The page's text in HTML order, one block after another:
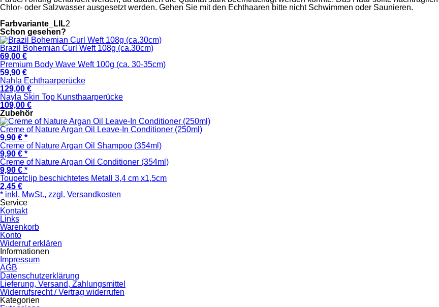
Chlor- oder Salzwasser ausgesetzt werden. Gehen Sie mit den Echthaaren bitte nicht Schwimmen oder Saunieren.
Farbvariante_LIL2
Schon gesehen?
Brazil Bohemian Curl Weft 108g (ca.30cm)
69,00 €
Premium Body Wave Weft 100g (ca. 30-35cm)
59,90 €
Nahla Echthaarperücke
129,00 €
Nayla Skin Top Kunsthaarperücke
109,00 €
Zubehör
Creme of Nature Argan Oil Leave-In Conditioner (250ml)
9,90 € *
Creme of Nature Argan Oil Shampoo (354ml)
9,90 € *
Creme of Nature Argan Oil Conditioner (354ml)
9,90 € *
Toupetclip beschichtetes Metall 3,4 cm x1,5cm
2,45 €
* inkl. MwSt., zzgl. Versandkosten
Service
Kontakt
Links
Warenkorb
Konto
Widerruf erklären
Informationen
Impressum
AGB
Datenschutzerklärung
Lieferung, Versand, Zahlungsmittel
Widerrufsrecht / Vertrag widerrufen
Kategorien